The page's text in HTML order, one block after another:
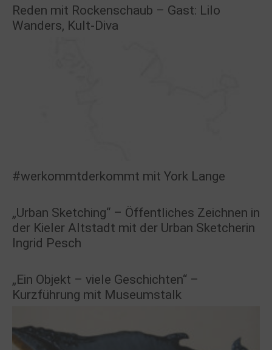
Reden mit Rockenschaub – Gast: Lilo
Wanders, Kult-Diva
#werkommtderkommt mit York Lange
„Urban Sketching“ – Öffentliches Zeichnen in
der Kieler Altstadt mit der Urban Sketcherin
Ingrid Pesch
„Ein Objekt – viele Geschichten“ –
Kurzführung mit Museumstalk